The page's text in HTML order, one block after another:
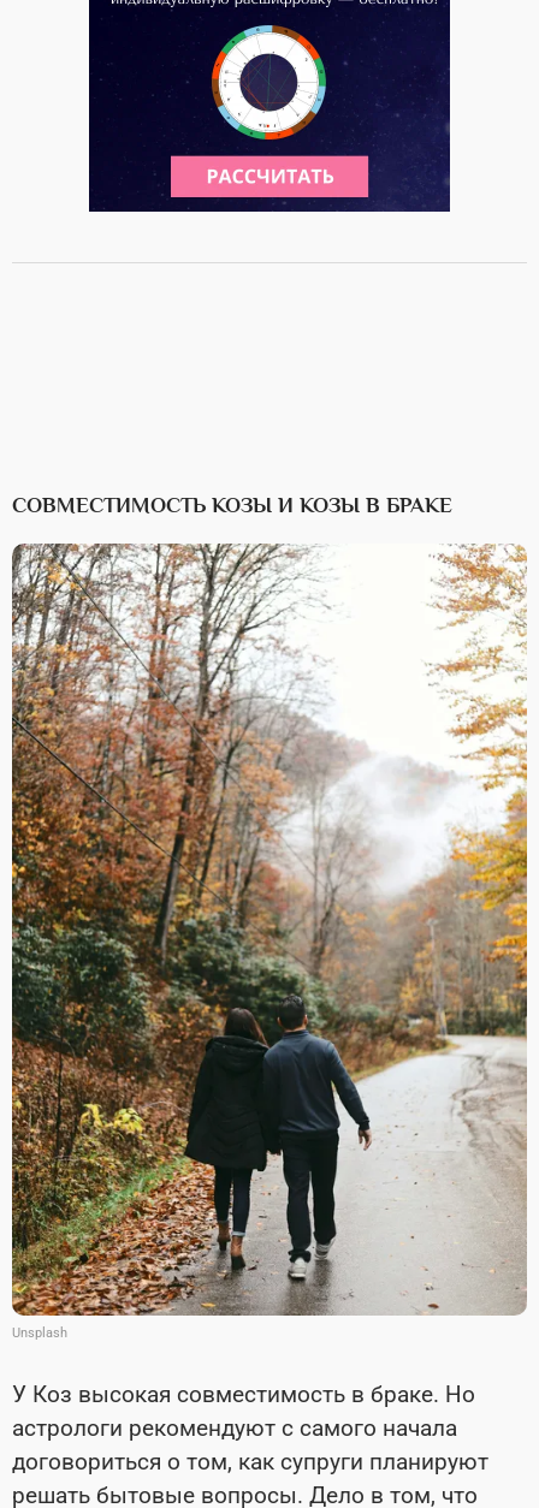
СОВМЕСТИМОСТЬ КОЗЫ И КОЗЫ В БРАКЕ
Unsplash
У Коз высокая совместимость в браке. Но
астрологи рекомендуют с самого начала
договориться о том, как супруги планируют
решать бытовые вопросы. Дело в том, что